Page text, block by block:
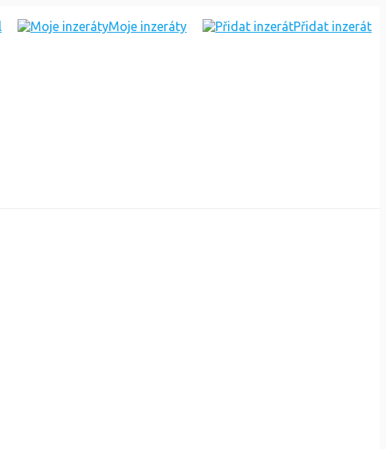
Moje inzeráty Přidat inzerát